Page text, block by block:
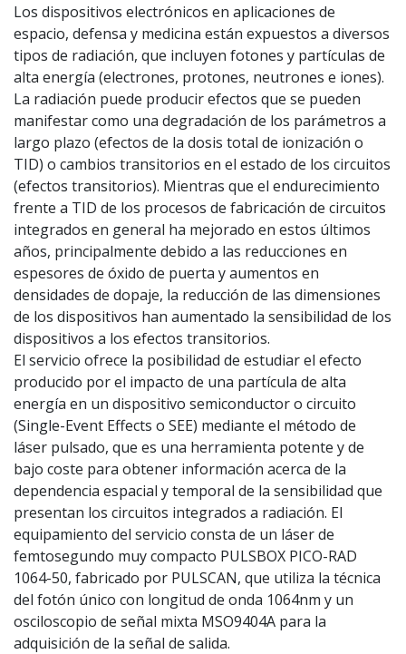
Los dispositivos electrónicos en aplicaciones de
espacio, defensa y medicina están expuestos a diversos
tipos de radiación, que incluyen fotones y partículas de
alta energía (electrones, protones, neutrones e iones).
La radiación puede producir efectos que se pueden
manifestar como una degradación de los parámetros a
largo plazo (efectos de la dosis total de ionización o
TID) o cambios transitorios en el estado de los circuitos
(efectos transitorios). Mientras que el endurecimiento
frente a TID de los procesos de fabricación de circuitos
integrados en general ha mejorado en estos últimos
años, principalmente debido a las reducciones en
espesores de óxido de puerta y aumentos en
densidades de dopaje, la reducción de las dimensiones
de los dispositivos han aumentado la sensibilidad de los
dispositivos a los efectos transitorios.
El servicio ofrece la posibilidad de estudiar el efecto
producido por el impacto de una partícula de alta
energía en un dispositivo semiconductor o circuito
(Single-Event Effects o SEE) mediante el método de
láser pulsado, que es una herramienta potente y de
bajo coste para obtener información acerca de la
dependencia espacial y temporal de la sensibilidad que
presentan los circuitos integrados a radiación. El
equipamiento del servicio consta de un láser de
femtosegundo muy compacto PULSBOX PICO-RAD
1064-50, fabricado por PULSCAN, que utiliza la técnica
del fotón único con longitud de onda 1064nm y un
osciloscopio de señal mixta MSO9404A para la
adquisición de la señal de salida.